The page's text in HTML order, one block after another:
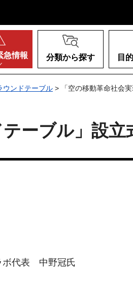
急情報 分類から探す 目
ウンドテーブル > 「空の移動革命社会
テーブル」設立
ボ代表 中野冠氏